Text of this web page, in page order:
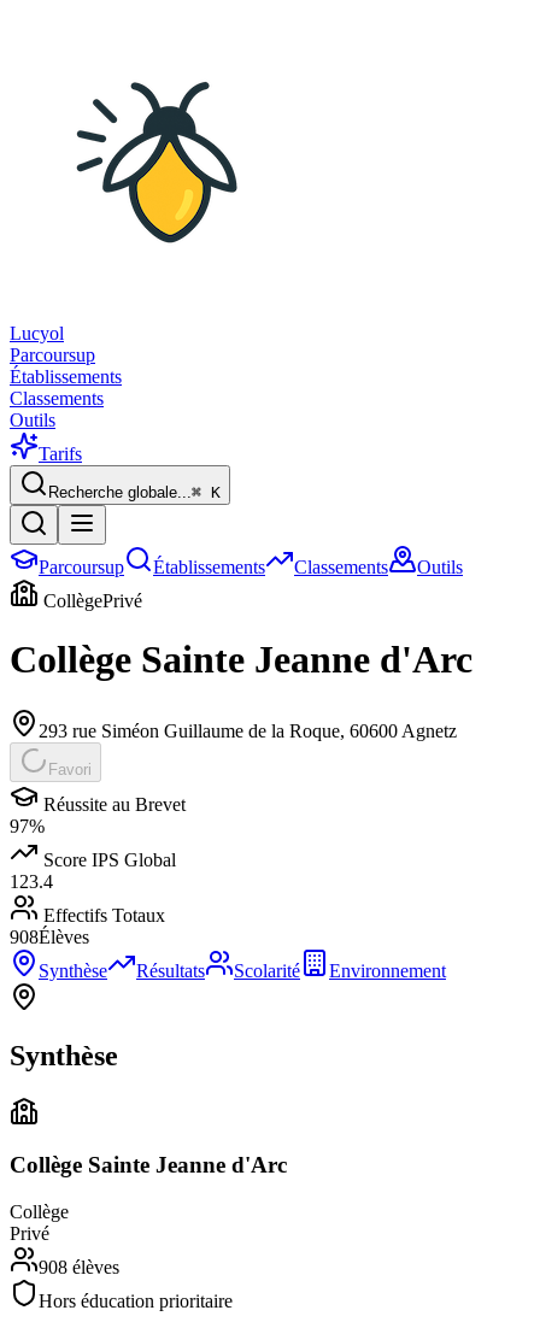
Lucyol
Parcoursup
Établissements
Classements
Outils
Tarifs
Recherche globale...⌘ K
Parcoursup Établissements Classements
Outils
CollègePrivé
Collège Sainte Jeanne d'Arc
293 rue Siméon Guillaume de la Roque, 60600 Agnetz
Favori
Réussite au Brevet
97%
Score IPS Global
123.4
Effectifs Totaux
908Élèves
Synthèse
Résultats Scolarité Environnement
Synthèse
Collège Sainte Jeanne d'Arc
Collège
Privé
908 élèves
Hors éducation prioritaire